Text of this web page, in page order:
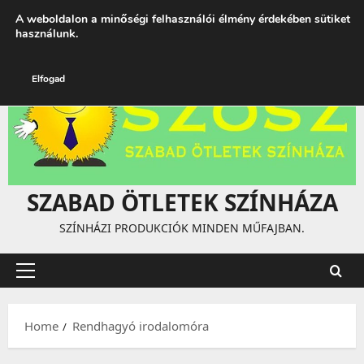
augusztus 9, 2026 1:00:54 AM
SZABAD ÖTLETEK SZÍNHÁZA
SZÍNHÁZI PRODUKCIÓK MINDEN MŰFAJBAN.
Primary
Home
Rendhagyó irodalomóra
A weboldalon a minőségi felhasználói élmény érdekében sütiket
használunk.
Elfogad